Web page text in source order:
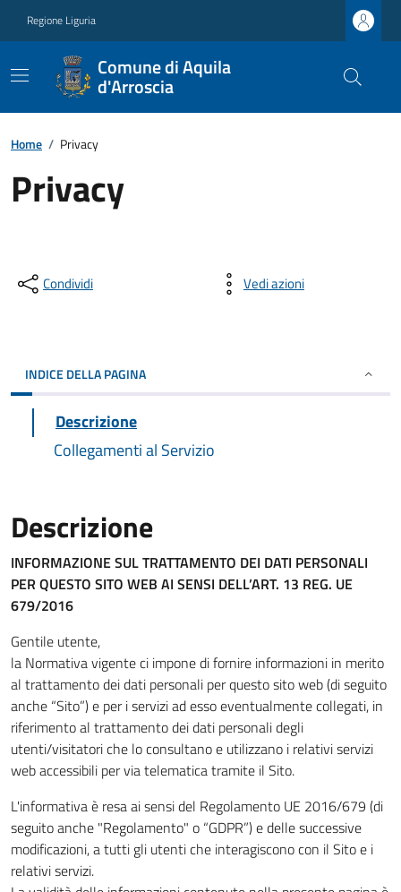
Regione Liguria
Comune di Aquila
d'Arroscia
Home / Privacy
Privacy
Condividi Vedi azioni
INDICE DELLA PAGINA
Descrizione
Collegamenti al Servizio
Descrizione
INFORMAZIONE SUL TRATTAMENTO DEI DATI PERSONALI
PER QUESTO SITO WEB AI SENSI DELL’ART. 13 REG. UE
679/2016
Gentile utente,
la Normativa vigente ci impone di fornire informazioni in merito
al trattamento dei dati personali per questo sito web (di seguito
anche “Sito”) e per i servizi ad esso eventualmente collegati, in
riferimento al trattamento dei dati personali degli
utenti/visitatori che lo consultano e utilizzano i relativi servizi
web accessibili per via telematica tramite il Sito.
L'informativa è resa ai sensi del Regolamento UE 2016/679 (di
seguito anche "Regolamento" o “GDPR”) e delle successive
modificazioni, a tutti gli utenti che interagiscono con il Sito e i
relativi servizi.